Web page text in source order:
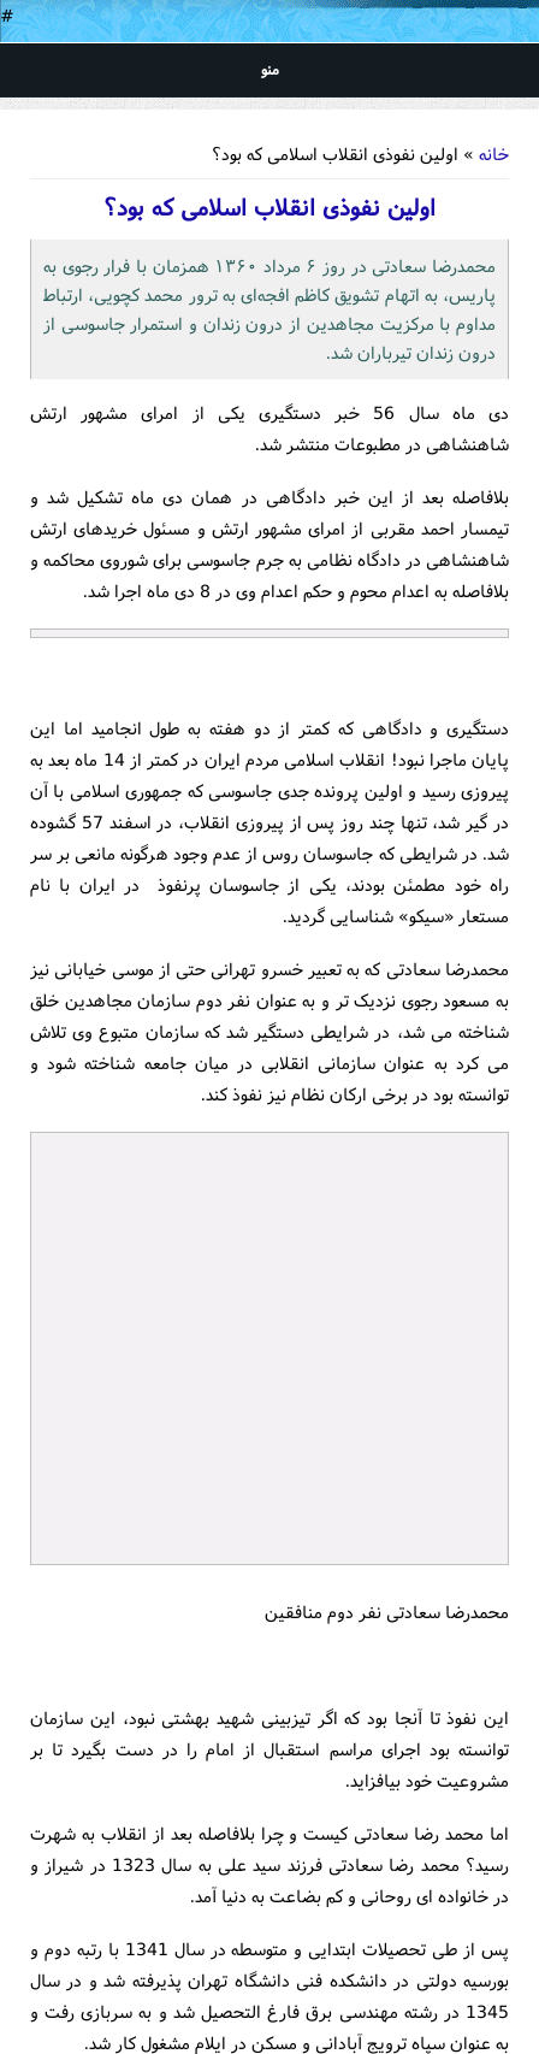
#
منو
خانه » اولین نفوذی انقلاب اسلامی که بود؟
اولین نفوذی انقلاب اسلامی که بود؟
محمدرضا سعادتی در روز ۶ مرداد ۱۳۶۰ همزمان با فرار رجوی به
پاریس، به اتهام تشویق کاظم افجه‌ای به ترور محمد کچویی، ارتباط
مداوم با مرکزیت مجاهدین از درون زندان و استمرار جاسوسی از
درون زندان تیرباران شد.
دی ماه سال 56 خبر دستگیری یکی از امرای مشهور ارتش
شاهنشاهی در مطبوعات منتشر شد.
بلافاصله بعد از این خبر دادگاهی در همان دی ماه تشکیل شد و
تیمسار احمد مقربی از امرای مشهور ارتش و مسئول خریدهای ارتش
شاهنشاهی در دادگاه نظامی به جرم جاسوسی برای شوروی محاکمه و
بلافاصله به اعدام محوم و حکم اعدام وی در 8 دی ماه اجرا شد.
دستگیری و دادگاهی که کمتر از دو هفته به طول انجامید اما این
پایان ماجرا نبود! انقلاب اسلامی مردم ایران در کمتر از 14 ماه بعد به
پیروزی رسید و اولین پرونده جدی جاسوسی که جمهوری اسلامی با آن
در گیر شد، تنها چند روز پس از پیروزی انقلاب، در اسفند 57 گشوده
شد. در شرایطی که جاسوسان روس از عدم وجود هرگونه مانعی بر سر
راه خود مطمئن بودند، یکی از جاسوسان پرنفوذ در ایران با نام
مستعار «سیکو» شناسایی گردید.
محمدرضا سعادتی که به تعبیر خسرو تهرانی حتی از موسی خیابانی نیز
به مسعود رجوی نزدیک تر و به عنوان نفر دوم سازمان مجاهدین خلق
شناخته می شد، در شرایطی دستگیر شد که سازمان متبوع وی تلاش
می کرد به عنوان سازمانی انقلابی در میان جامعه شناخته شود و
توانسته بود در برخی ارکان نظام نیز نفوذ کند.
محمد‌رضا سعادتی نفر دوم منافقین
این نفوذ تا آنجا بود که اگر تیزبینی شهید بهشتی نبود، این سازمان
توانسته بود اجرای مراسم استقبال از امام را در دست بگیرد تا بر
مشروعیت خود بیافزاید.
اما محمد رضا سعادتی کیست و چرا بلافاصله بعد از انقلاب به شهرت
رسید؟ محمد رضا سعادتی فرزند سید علی به سال 1323 در شیراز و
در خانواده ای روحانی و کم بضاعت به دنیا آمد.
پس از طی تحصیلات ابتدایی و متوسطه در سال 1341 با رتبه دوم و
بورسیه دولتی در دانشکده فنی دانشگاه تهران پذیرفته شد و در سال
1345 در رشته مهندسی برق فارغ التحصیل شد و به سربازی رفت و
به عنوان سپاه ترویج آبادانی و مسکن در ایلام مشغول کار شد.